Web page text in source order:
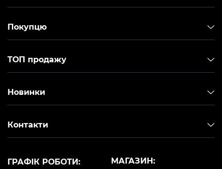
Покупцю
ТОП продажу
Новинки
Контакти
МАГАЗИН:
ГРАФІК РОБОТИ: